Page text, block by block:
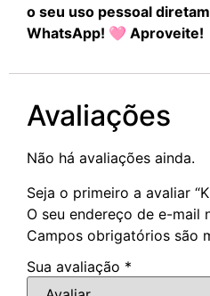
o seu uso pessoal
WhatsApp! 🩷 Aproveite!
Avaliações
Não há avaliações ainda.
Seja o primeiro a avaliar
O seu endereço de e-mail
Campos obrigatórios são
Sua avaliação *